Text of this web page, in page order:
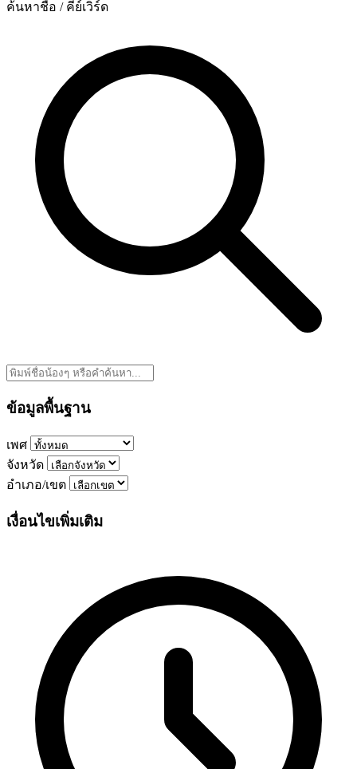
ค้นหาชื่อ / คีย์เวิร์ด
ข้อมูลพื้นฐาน
เพศ
จังหวัด
อำเภอ/เขต
เงื่อนไขเพิ่มเติม